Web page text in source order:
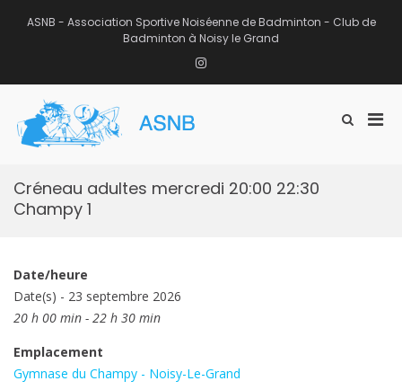
ASNB - Association Sportive Noiséenne de Badminton - Club de
Badminton à Noisy le Grand
Instagram
Afficher
Créneau adultes mercredi 20:00 22:30
Champy 1
Date/heure
Date(s) - 23 septembre 2026
20 h 00 min - 22 h 30 min
Emplacement
Gymnase du Champy - Noisy-Le-Grand